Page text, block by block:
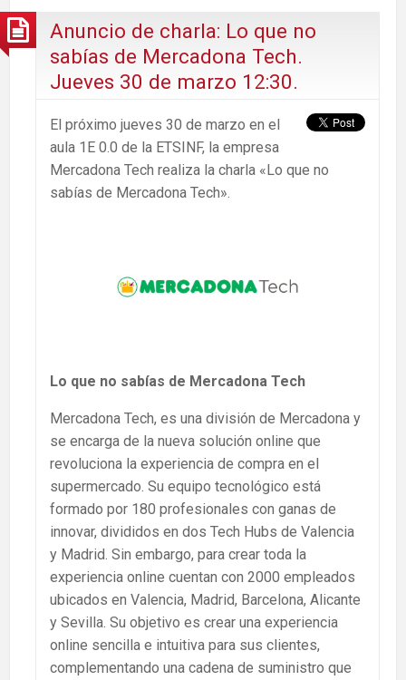
Anuncio de charla: Lo que no
sabías de Mercadona Tech.
Jueves 30 de marzo 12:30.
El próximo jueves 30 de marzo en el
aula 1E 0.0 de la ETSINF, la empresa
Mercadona Tech realiza la charla «Lo que no
sabías de Mercadona Tech».
Lo que no sabías de Mercadona Tech
Mercadona Tech, es una división de Mercadona y
se encarga de la nueva solución online que
revoluciona la experiencia de compra en el
supermercado. Su equipo tecnológico está
formado por 180 profesionales con ganas de
innovar, divididos en dos Tech Hubs de Valencia
y Madrid. Sin embargo, para crear toda la
experiencia online cuentan con 2000 empleados
ubicados en Valencia, Madrid, Barcelona, Alicante
y Sevilla. Su objetivo es crear una experiencia
online sencilla e intuitiva para sus clientes,
complementando una cadena de suministro que